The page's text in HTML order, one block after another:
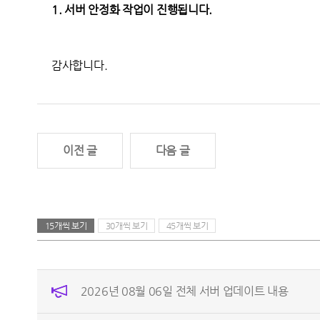
1. 서버 안정화 작업이 진행됩니다.
감사합니다.
이전 글 다음 글
15개씩 보기 30개씩 보기 45개씩 보기
2026년 08월 06일 전체 서버 업데이트 내용